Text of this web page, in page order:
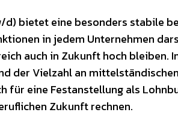
bietet eine besonders stabile
in jedem Unternehmen
auch in Zukunft hoch bleiben.
der Vielzahl an
für eine Festanstellung als
Zukunft rechnen.